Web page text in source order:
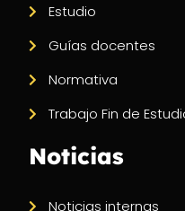
Estudio
Guías docentes
Normativa
Trabajo Fin de
Noticias
Noticias internas